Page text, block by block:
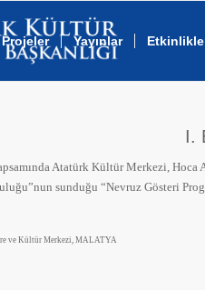
Projeler Yayınlar
I.
Atatürk Kültür Merkezi,
sunduğu “Nevruz Gösteri
ve Kültür Merkezi, MALATYA